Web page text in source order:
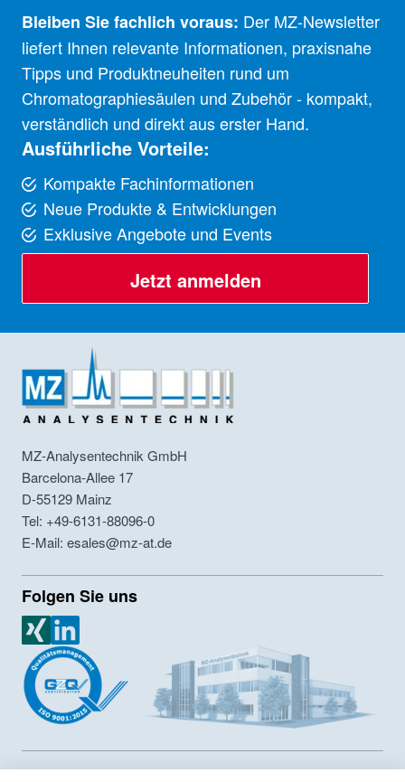
Bleiben Sie fachlich voraus: Der MZ-Newsletter
liefert Ihnen relevante Informationen, praxisnahe
Tipps und Produktneuheiten rund um
Chromatographiesäulen und Zubehör - kompakt,
verständlich und direkt aus erster Hand.
Ausführliche Vorteile:
Kompakte Fachinformationen
Neue Produkte & Entwicklungen
Exklusive Angebote und Events
Jetzt anmelden
MZ-Analysentechnik GmbH
Barcelona-Allee 17
D-55129 Mainz
Tel: +49-6131-88096-0
E-Mail: esales@mz-at.de
Folgen Sie uns
MZ Analysentechnik Xing
MZ Analysentechnik LinkedIn
MZ-Analysentechnik GmbH ist Hersteller von HPLC- und GPC-